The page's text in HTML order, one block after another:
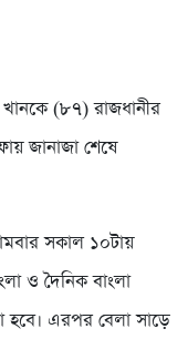
খানকে (৮৭) রাজধানীর
জানাজা শেষে
সকাল ১০টায়
ও দৈনিক বাংলা
হবে। এরপর বেলা সাড়ে